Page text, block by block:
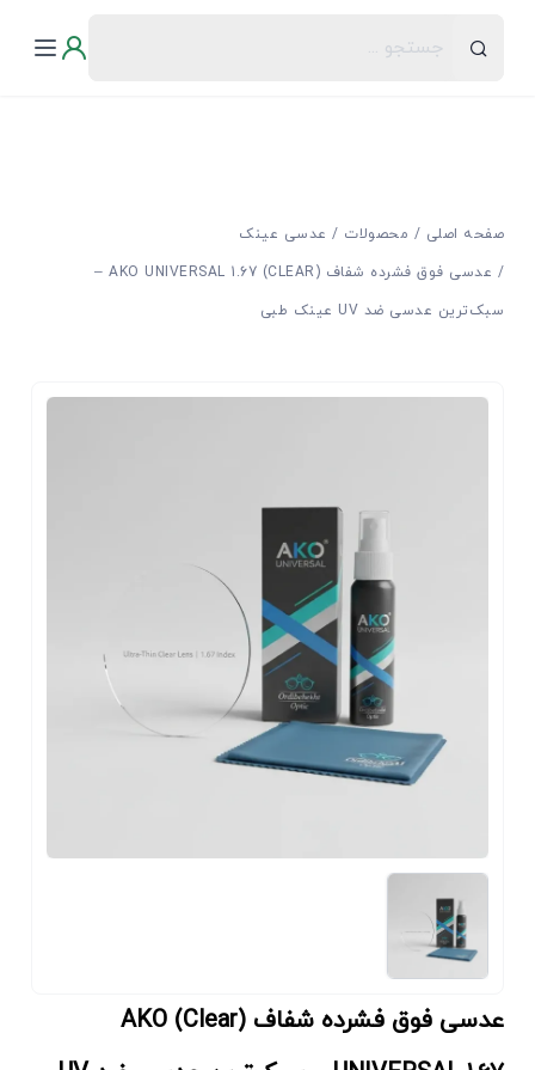
صفحه اصلی محصولات
عدسی عینک
عدسی فوق فشرده شفاف (CLEAR) AKO UNIVERSAL 1.67 –
سبک‌ترین عدسی ضد UV عینک طبی
عدسی فوق فشرده شفاف (Clear) AKO